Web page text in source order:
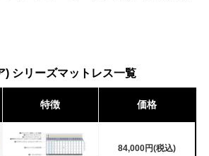
) シリーズマットレス一覧
特徴 価格
84,000円(税込)